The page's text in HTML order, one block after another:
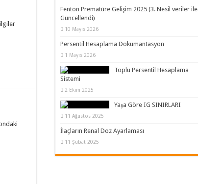
Fenton Prematüre Gelişim 2025 (3. Nesil veriler ile
Güncellendi)
10 Mayıs 2026
Persentil Hesaplama Dokümantasyon
1 Mayıs 2026
Toplu Persentil Hesaplama
Sistemi
2 Ekim 2025
Yaşa Göre IG SINIRLARI
11 Ağustos 2025
İlaçların Renal Doz Ayarlaması
11 Şubat 2025